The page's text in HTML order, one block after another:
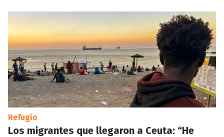
Refugio
Los migrantes que llegaron a Ceuta: “He